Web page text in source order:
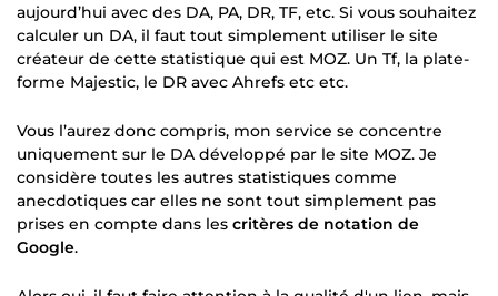
aujourd’hui avec des DA, PA, DR, TF, etc. Si vous souhaitez
calculer un DA, il faut tout simplement utiliser le site
créateur de cette statistique qui est MOZ. Un Tf, la plate-
forme Majestic, le DR avec Ahrefs etc etc.
Vous l’aurez donc compris, mon service se concentre
uniquement sur le DA développé par le site MOZ. Je
considère toutes les autres statistiques comme
anecdotiques car elles ne sont tout simplement pas
prises en compte dans les critères de notation de
Google.